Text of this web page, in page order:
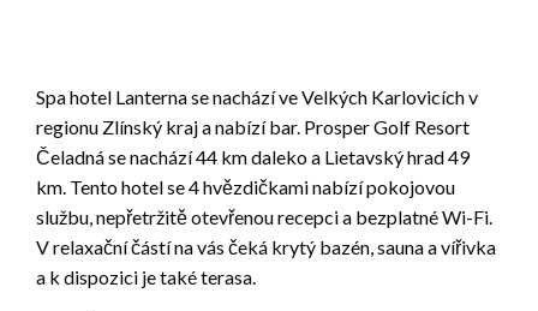
Spa hotel Lanterna se nachází ve Velkých Karlovicích v
regionu Zlínský kraj a nabízí bar. Prosper Golf Resort
Čeladná se nachází 44 km daleko a Lietavský hrad 49
km. Tento hotel se 4 hvězdičkami nabízí pokojovou
službu, nepřetržitě otevřenou recepci a bezplatné Wi-Fi.
V relaxační částí na vás čeká krytý bazén, sauna a vířivka
a k dispozici je také terasa.